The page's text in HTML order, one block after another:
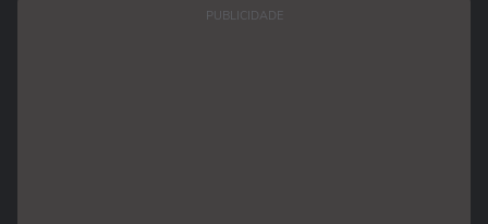
PUBLICIDADE